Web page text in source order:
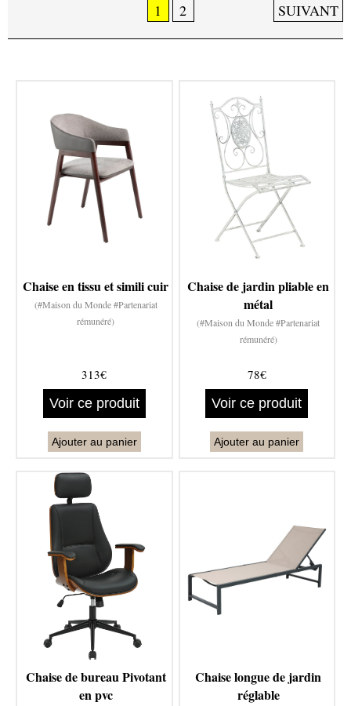
1 2 SUIVANT
Chaise en tissu et simili cuir
(#Maison du Monde #Partenariat
rémunéré)
313€
Voir ce produit
Ajouter au panier
Chaise de jardin pliable en
métal
(#Maison du Monde #Partenariat
rémunéré)
78€
Voir ce produit
Ajouter au panier
Chaise de bureau Pivotant
en pvc
Chaise longue de jardin
réglable